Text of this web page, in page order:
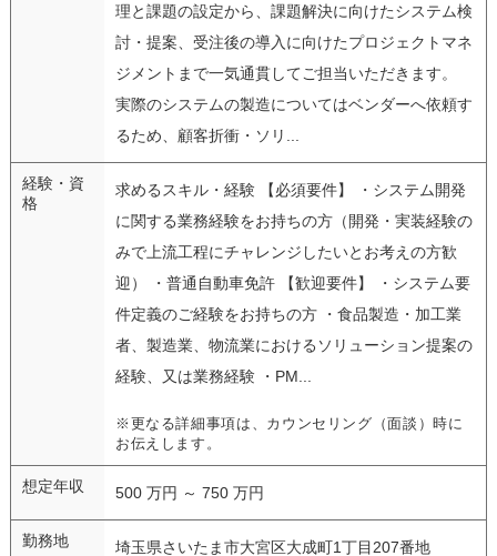
理と課題の設定から、課題解決に向けたシステム検
討・提案、受注後の導入に向けたプロジェクトマネ
ジメントまで一気通貫してご担当いただきます。
実際のシステムの製造についてはベンダーへ依頼す
るため、顧客折衝・ソリ...
経験・資
格
求めるスキル・経験 【必須要件】 ・システム開発
に関する業務経験をお持ちの方（開発・実装経験の
みで上流工程にチャレンジしたいとお考えの方歓
迎） ・普通自動車免許 【歓迎要件】 ・システム要
件定義のご経験をお持ちの方 ・食品製造・加工業
者、製造業、物流業におけるソリューション提案の
経験、又は業務経験 ・PM...
※更なる詳細事項は、カウンセリング（面談）時に
お伝えします。
想定年収 500 万円 ～ 750 万円
勤務地 埼玉県さいたま市大宮区大成町1丁目207番地